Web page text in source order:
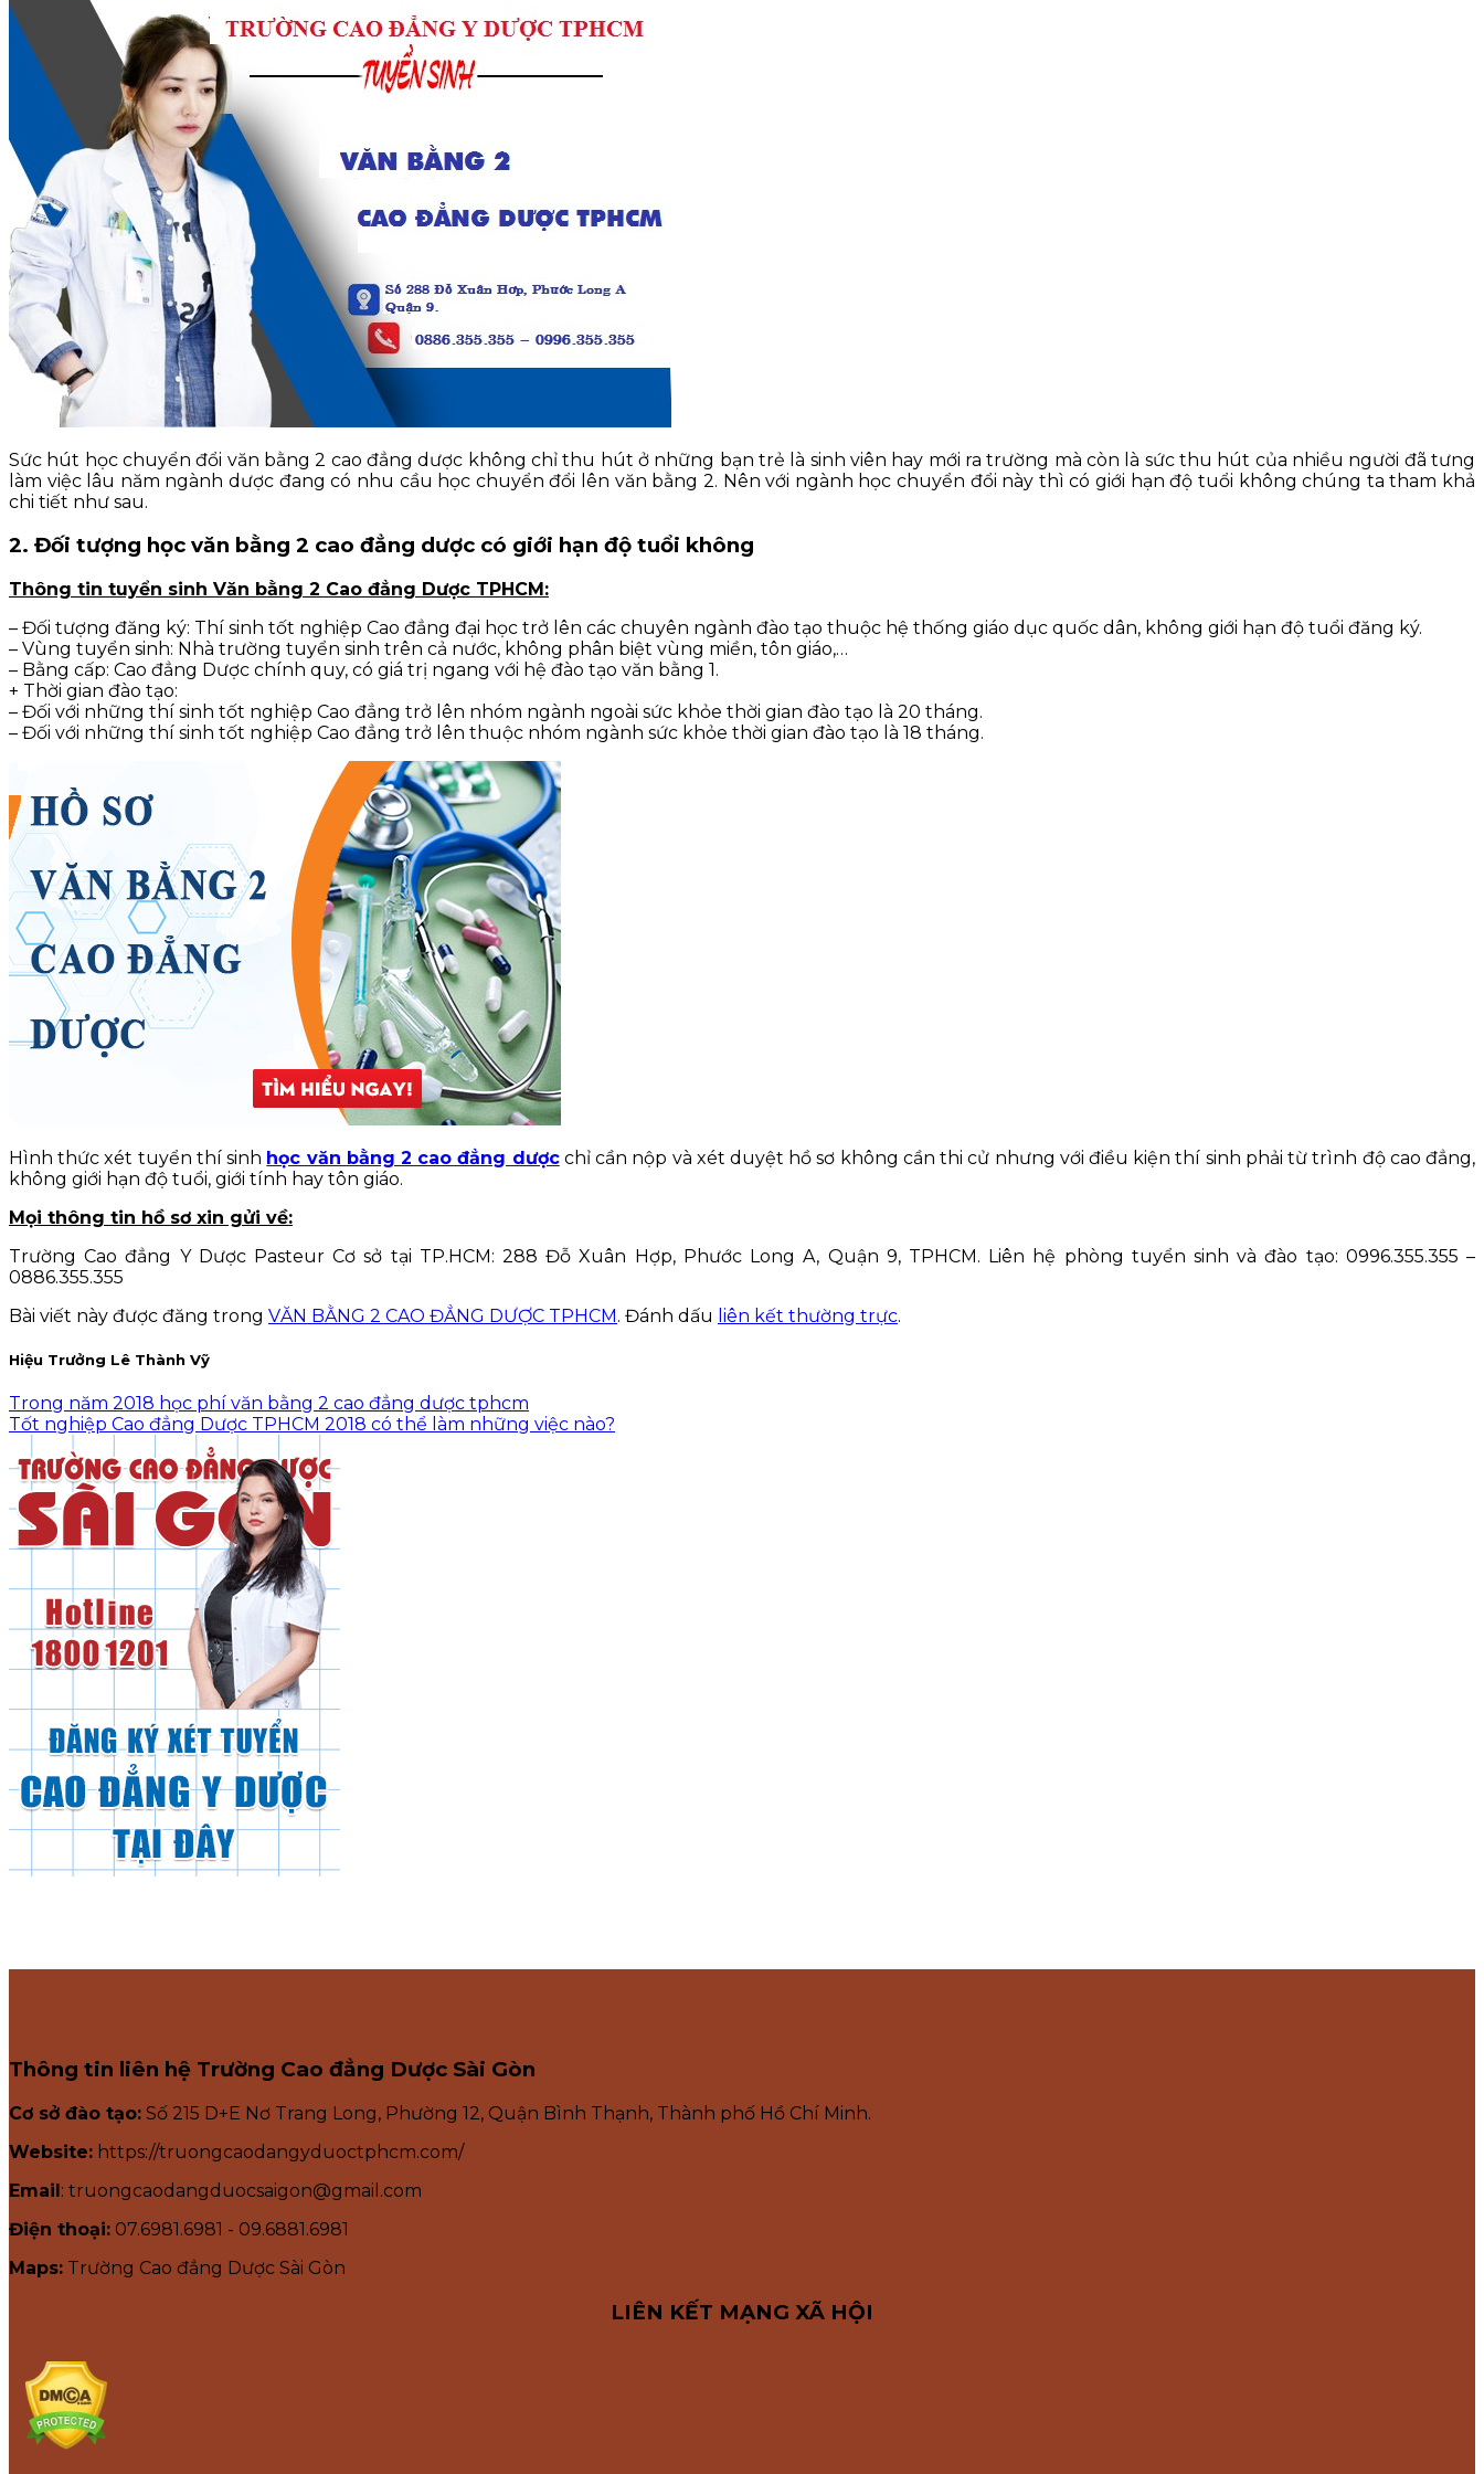
KỸ NĂNG
TIN TỨC
Sức hút học chuyển đổi văn bằng 2 cao đẳng dược không chỉ thu hút ở những bạn trẻ là sinh viên hay mới ra trường mà còn là sức thu hút của nhiều người đã tưng
làm việc lâu năm ngành dược đang có nhu cầu học chuyển đổi lên văn bằng 2. Nên với ngành học chuyển đổi này thì có giới hạn độ tuổi không chúng ta tham khả
chi tiết như sau.
2. Đối tượng học văn bằng 2 cao đẳng dược có giới hạn độ tuổi không
Thông tin tuyển sinh Văn bằng 2 Cao đẳng Dược TPHCM:
– Đối tượng đăng ký: Thí sinh tốt nghiệp Cao đẳng đại học trở lên các chuyên ngành đào tạo thuộc hệ thống giáo dục quốc dân, không giới hạn độ tuổi đăng ký.
– Vùng tuyển sinh: Nhà trường tuyển sinh trên cả nước, không phân biệt vùng miền, tôn giáo,…
– Bằng cấp: Cao đẳng Dược chính quy, có giá trị ngang với hệ đào tạo văn bằng 1.
+ Thời gian đào tạo:
– Đối với những thí sinh tốt nghiệp Cao đẳng trở lên nhóm ngành ngoài sức khỏe thời gian đào tạo là 20 tháng.
– Đối với những thí sinh tốt nghiệp Cao đẳng trở lên thuộc nhóm ngành sức khỏe thời gian đào tạo là 18 tháng.
Hình thức xét tuyển thí sinh học văn bằng 2 cao đẳng dượcchỉ cần nộp và xét duyệt hồ sơ không cần thi cử nhưng với điều kiện thí sinh phải từ trình độ cao đẳng,
không giới hạn độ tuổi, giới tính hay tôn giáo.
Mọi thông tin hồ sơ xin gửi về:
Trường Cao đẳng Y Dược Pasteur Cơ sở tại TP.HCM: 288 Đỗ Xuân Hợp, Phước Long A, Quận 9, TPHCM. Liên hệ phòng tuyển sinh và đào tạo: 0996.355.355 –
0886.355.355
Bài viết này được đăng trong VĂN BẰNG 2 CAO ĐẲNG DƯỢC TPHCM. Đánh dấu liên kết thường trực.
Hiệu Trưởng Lê Thành Vỹ
Trong năm 2018 học phí văn bằng 2 cao đẳng dược tphcm
Tốt nghiệp Cao đẳng Dược TPHCM 2018 có thể làm những việc nào?
Thông tin liên hệ Trường Cao đẳng Dược Sài Gòn
Cơ sở đào tạo: Số 215 D+E Nơ Trang Long, Phường 12, Quận Bình Thạnh, Thành phố Hồ Chí Minh.
Website: https://truongcaodangyduoctphcm.com/
Email: truongcaodangduocsaigon@gmail.com
Điện thoại: 07.6981.6981 - 09.6881.6981
Maps: Trường Cao đẳng Dược Sài Gòn
LIÊN KẾT MẠNG XÃ HỘI